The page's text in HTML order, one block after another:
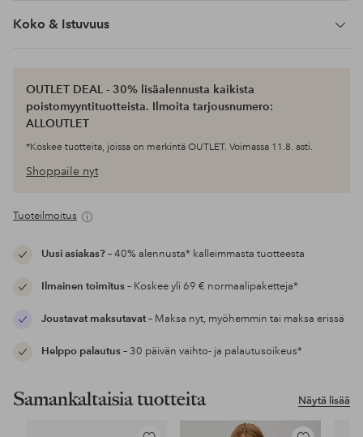
Koko & Istuvuus
OUTLET DEAL - 30% lisäalennusta kaikista
poistomyyntituotteista. Ilmoita tarjousnumero:
ALLOUTLET
*Koskee tuotteita, joissa on merkintä OUTLET. Voimassa 11.8. asti.
Shoppaile nyt
Tuoteilmoitus
Uusi asiakas?– 40% alennusta* kalleimmasta tuotteesta
Ilmainen toimitus– Koskee yli 69 € normaalipaketteja*
Joustavat maksutavat– Maksa nyt, myöhemmin tai maksa erissä
Helppo palautus– 30 päivän vaihto- ja palautusoikeus*
Näytä lisää
Samankaltaisia tuotteita